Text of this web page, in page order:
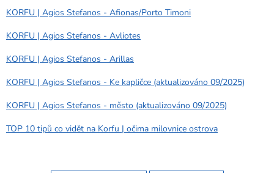
KORFU | Agios Stefanos - Afionas/Porto Timoni
KORFU | Agios Stefanos - Avliotes
KORFU | Agios Stefanos - Arillas
KORFU | Agios Stefanos - Ke kapličce (aktualizováno 09/2025)
KORFU | Agios Stefanos - město (aktualizováno 09/2025)
TOP 10 tipů co vidět na Korfu | očima milovnice ostrova